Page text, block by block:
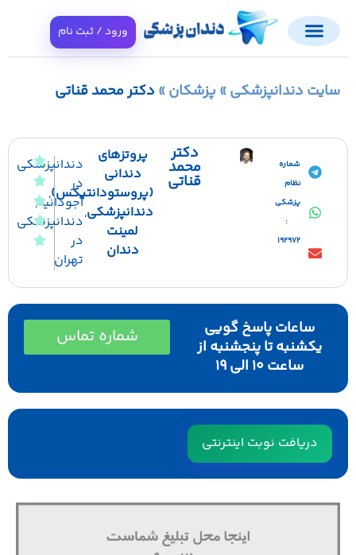
ورود / ثبت نام
دندانپزشکی»پزشکان»دکتر محمد قناتی
شماره
پزشکی
192972
دکتر
محمد
قناتی
پروتزهای
دندانی
(پروستودانتیکس),
دندانپزشکی,
لمینت
دندان
دندانپزشکی
در
آجودانیه,
دندانپزشکی
تهران
ساعات پاسخ گویی
یکشنبه تا پنجشنبه از
ساعت ۱۰ الی ۱۹
شماره تماس
دریافت نوبت اینترنتی